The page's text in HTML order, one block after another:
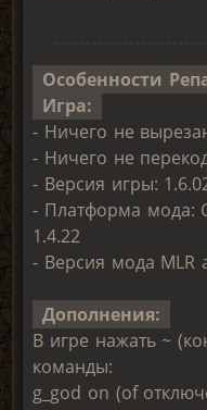
Особенности
Игра:
- Ничего не
- Ничего не
- Версия игры:
- Платформа мода:
1.4.22
- Версия мода MLR
Дополнения:
В игре нажать ~
команды:
g_god on (of